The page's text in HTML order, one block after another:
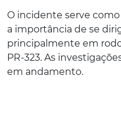
O incidente serve
a importância de se
principalmente em
PR-323. As
em andamento.